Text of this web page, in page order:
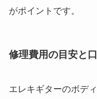
がポイントです。
修理費用の目安と
エレキギターのボデ